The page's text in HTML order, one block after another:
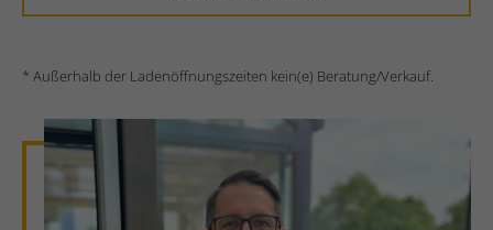
* Außerhalb der Ladenöffnungszeiten kein(e) Beratung/Verkauf.